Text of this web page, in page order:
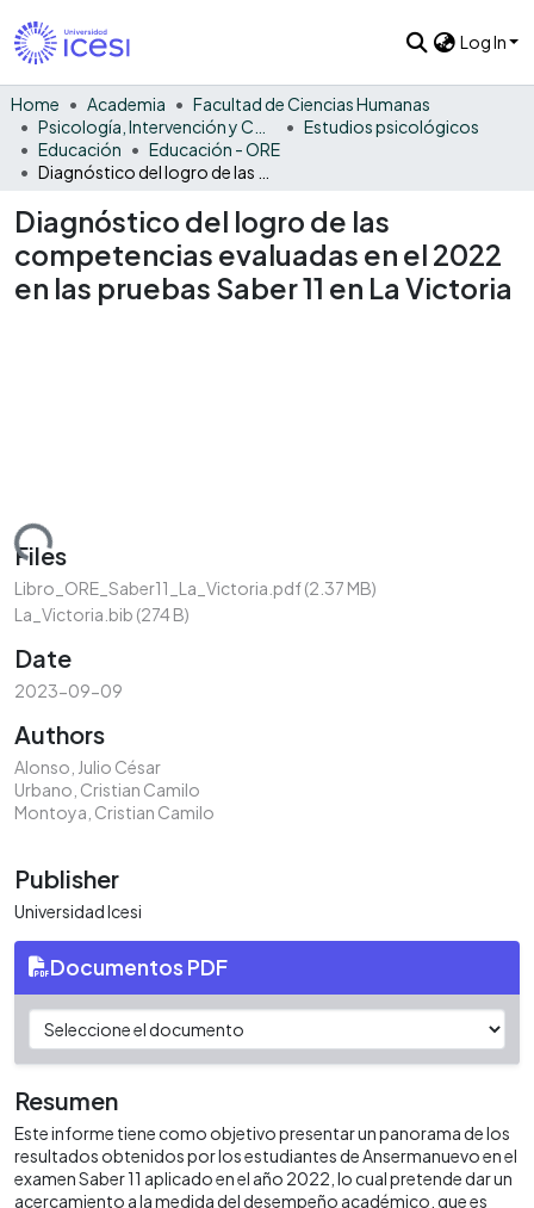
Log In
Home Academia
Facultad de Ciencias Humanas
Estudios psicológicos
Educación
Educación - ORE
Diagnóstico del logro de las
competencias evaluadas en el 2022
en las pruebas Saber 11 en La Victoria
Files
Libro_ORE_Saber11_La_Victoria.pdf(2.37 MB)
La_Victoria.bib (274 B)
Date
2023-09-09
Authors
Alonso, Julio César
Urbano, Cristian Camilo
Montoya, Cristian Camilo
Publisher
Universidad Icesi
Documentos PDF
Resumen
Este informe tiene como objetivo presentar un panorama de los
resultados obtenidos por los estudiantes de Ansermanuevo en el
examen Saber 11 aplicado en el año 2022, lo cual pretende dar un
acercamiento a la medida del desempeño académico, que es